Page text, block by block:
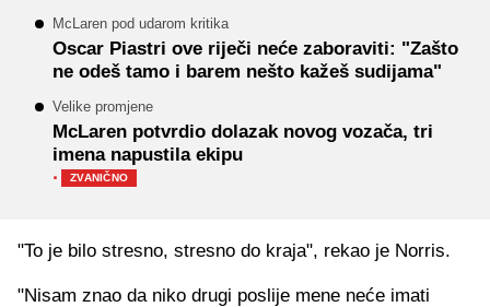
McLaren pod udarom kritika
Oscar Piastri ove riječi neće zaboraviti: "Zašto
ne odeš tamo i barem nešto kažeš sudijama"
Velike promjene
McLaren potvrdio dolazak novog vozača, tri
imena napustila ekipu
· ZVANIČNO
"To je bilo stresno, stresno do kraja", rekao je Norris.
"Nisam znao da niko drugi poslije mene neće imati